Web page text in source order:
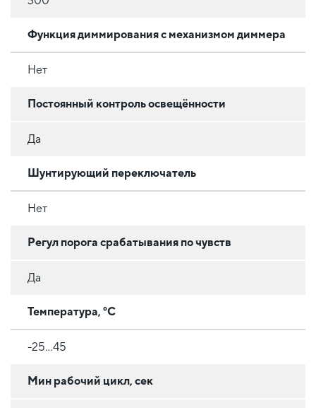
Функция диммирования с механизмом диммера
Нет
Постоянный контроль освещённости
Да
Шунтирующий переключатель
Нет
Регул порога срабатывания по чувств
Да
Температура, °C
-25...45
Мин рабочий цикл, сек